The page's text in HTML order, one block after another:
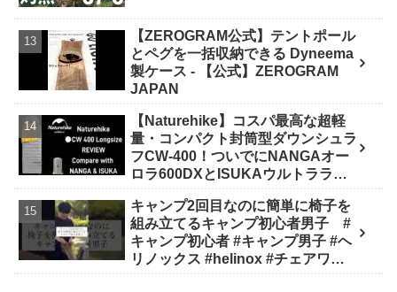
【ZEROGRAM公式】テントポール
とペグを一括収納できる Dyneema
製ケース - 【公式】ZEROGRAM
JAPAN
【Naturehike】コスパ最高な超軽
量・コンパクト封筒型ダウンシュラ
フCW-400！ついでにNANGAオー
ロラ600DXとISUKAウルトラライ
channel / Ride&Camp
キャンプ2回目なのに簡単に椅子を
組み立てるキャンプ初心者男子 #
キャンプ初心者 #キャンプ男子 #ヘ
リノックス #helinox #チェアワン #